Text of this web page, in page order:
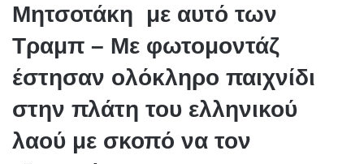
Μητσοτάκη με αυτό των
Τραμπ – Με φωτομοντάζ
έστησαν ολόκληρο παιχνίδι
στην πλάτη του ελληνικού
λαού με σκοπό να τον